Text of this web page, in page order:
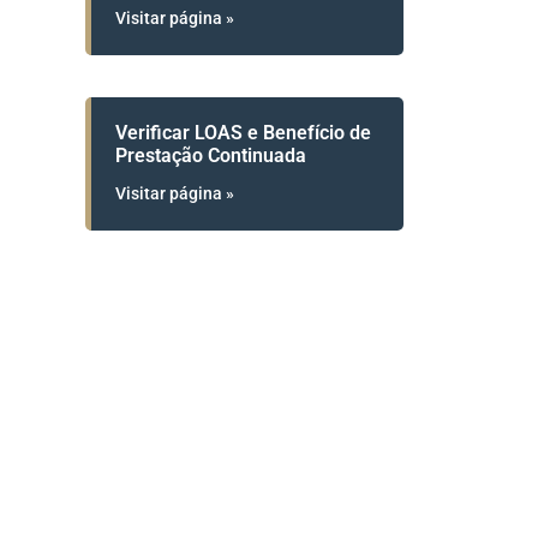
Visitar página »
Verificar LOAS e Benefício de
Prestação Continuada
Visitar página »